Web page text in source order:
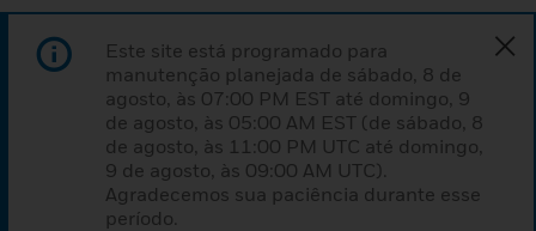
Este site está programado para
manutenção planejada de sábado, 8 de
agosto, às 07:00 PM EST até domingo, 9
de agosto, às 05:00 AM EST (de sábado, 8
de agosto, às 11:00 PM UTC até domingo,
9 de agosto, às 09:00 AM UTC).
Agradecemos sua paciência durante esse
período.